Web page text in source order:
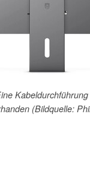
Kabeldurchführung
(Bildquelle: